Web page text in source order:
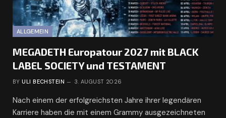
ALLGEMEIN
MEGADETH Europatour 2027 mit BLACK
LABEL SOCIETY und TESTAMENT
BY ULI BECHSTEIN 3. AUGUST 2026
Nach einem der erfolgreichsten Jahre ihrer legendären
Karriere haben die mit einem Grammy ausgezeichneten